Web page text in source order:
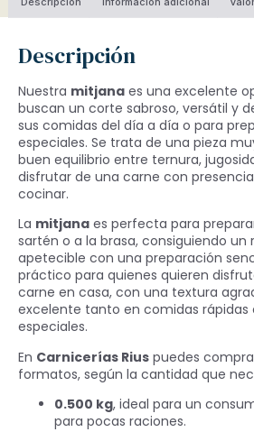
Descripción
Nuestra mitjana es una excelente
buscan un corte sabroso, versátil y
sus comidas del día a día o para
especiales. Se trata de una pieza
buen equilibrio entre ternura,
disfrutar de una carne con
cocinar.
La mitjana es perfecta para
sartén o a la brasa, consiguiendo un
apetecible con una preparación
práctico para quienes quieren
carne en casa, con una textura
excelente tanto en comidas rápidas
especiales.
En Carnicerías Rius puedes
formatos, según la cantidad que
0.500 kg, ideal para un
para pocas raciones.